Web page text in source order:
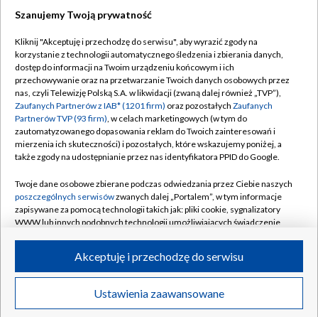
Transmisje Wideo
TVP
Abonament TVP
Sklep TVP
Biuro Reklamy
Oferta Handlowa
Emisja w TVP
Rada Programowa
Ogłoszenia przetargowe
Akademia Telewizyjna
Centrum informacji TVP
Regulamin TVP
Polityka prywatności
Moje zgody
Biuro reklamy
Kanały
©2026 Telewizja Polska Spółka Akcyjna w likwidacji
Szanujemy Twoją prywatność
Kliknij "Akceptuję i przechodzę do serwisu", aby wyrazić zgody na
korzystanie z technologii automatycznego śledzenia i zbierania danych,
dostęp do informacji na Twoim urządzeniu końcowym i ich
przechowywanie oraz na przetwarzanie Twoich danych osobowych przez
nas, czyli Telewizję Polską S.A. w likwidacji (zwaną dalej również „TVP”),
Zaufanych Partnerów z IAB* (1201 firm) oraz pozostałych Zaufanych
Partnerów TVP (93 firm), w celach marketingowych (w tym do
zautomatyzowanego dopasowania reklam do Twoich zainteresowań i
mierzenia ich skuteczności) i pozostałych, które wskazujemy poniżej, a
także zgody na udostępnianie przez nas identyfikatora PPID do Google.
Twoje dane osobowe zbierane podczas odwiedzania przez Ciebie naszych
poszczególnych serwisówzwanych dalej „Portalem”, w tym informacje
zapisywane za pomocą technologii takich jak: pliki cookie, sygnalizatory
WWW lub innych podobnych technologii umożliwiających świadczenie
ruchu w Internecie.
Twoje dane osobowe zbierane podczas odwiedzania przez Ciebie
poszczególnych serwisówna Portalu, takie jak adresy IP, identyfikatory
Ustawienia zaawansowane
Akceptuję i przechodzę do serwisu